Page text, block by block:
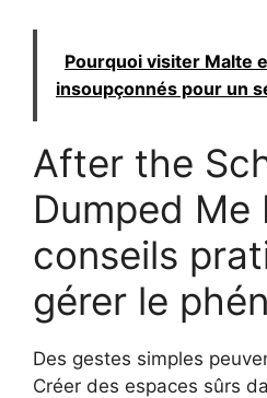
Pourquoi visiter Malte
insoupçonnés pour un
After the
Dumped
conseils
gérer le
Des gestes simples
Créer des espaces sûrs